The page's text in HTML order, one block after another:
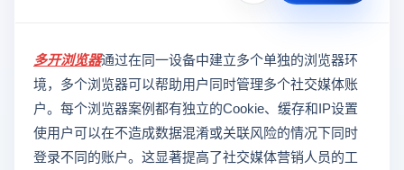
多开浏览器通过在同一设备中建立多个单独的浏览器环
境，多个浏览器可以帮助用户同时管理多个社交媒体账
户。每个浏览器案例都有独立的Cookie、缓存和IP设置
使用户可以在不造成数据混淆或关联风险的情况下同时
登录不同的账户。这显著提高了社交媒体营销人员的工